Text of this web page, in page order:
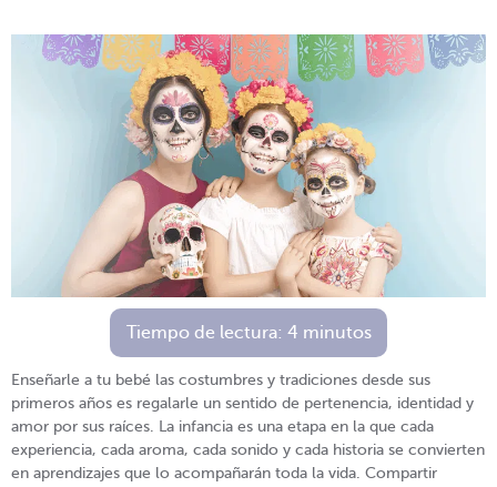
Tiempo de lectura: 4 minutos
Enseñarle a tu bebé las costumbres y tradiciones desde sus
primeros años es regalarle un sentido de pertenencia, identidad y
amor por sus raíces. La infancia es una etapa en la que cada
experiencia, cada aroma, cada sonido y cada historia se convierten
en aprendizajes que lo acompañarán toda la vida. Compartir